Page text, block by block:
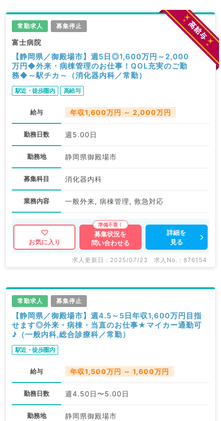
常勤求人 募集停止
富士病院
【静岡県／御殿場市】週5日◎1,600万円～2,000
万円◆外来・病棟管理のお仕事！QOL充実のご勤
務◆～駅チカ～（消化器内科／常勤）
駅近・徒歩圏内 高給与
給与 年収1,600万円 ～ 2,000万円
勤務日数 週5.00日
勤務地 静岡県御殿場市
募集科目 消化器内科
業務内容 一般外来, 病棟管理, 救急対応
お気に入り
募集状況を
問い合わせる
詳細を
見る
求人更新日 : 2025/07/23 求人No. : 876154
常勤求人 募集停止
【静岡県／御殿場市】週4.5～5日年収1,600万円目指
せます◎外来・病棟・当直のお仕事★マイカー通勤可
♪（一般内科,総合診療科／常勤）
駅近・徒歩圏内
給与 年収1,500万円 ～ 1,600万円
勤務日数 週4.50日〜5.00日
勤務地 静岡県御殿場市